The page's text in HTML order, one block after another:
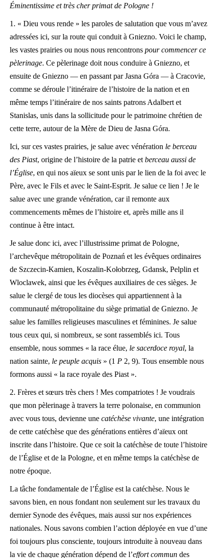
Éminentissime et très cher primat de Pologne !
1. « Dieu vous rende » les paroles de salutation que vous m’avez
adressées ici, sur la route qui conduit à Gniezno. Voici le champ,
les vastes prairies ou nous nous rencontrons pour commencer ce
pèlerinage. Ce pèlerinage doit nous conduire à Gniezno, et
ensuite de Gniezno — en passant par Jasna Góra — à Cracovie,
comme se déroule l’itinéraire de l’histoire de la nation et en
même temps l’itinéraire de nos saints patrons Adalbert et
Stanislas, unis dans la sollicitude pour le patrimoine chrétien de
cette terre, autour de la Mère de Dieu de Jasna Góra.
Ici, sur ces vastes prairies, je salue avec vénération le berceau
des Piast, origine de l’histoire de la patrie et berceau aussi de
l’Église, en qui nos aïeux se sont unis par le lien de la foi avec le
Père, avec le Fils et avec le Saint-Esprit. Je salue ce lien ! Je le
salue avec une grande vénération, car il remonte aux
commencements mêmes de l’histoire et, après mille ans il
continue à être intact.
Je salue donc ici, avec l’illustrissime primat de Pologne,
l’archevêque métropolitain de Poznań et les évêques ordinaires
de Szczecin-Kamien, Koszalin-Kołobrzeg, Gdansk, Pelplin et
Wloclawek, ainsi que les évêques auxiliaires de ces sièges. Je
salue le clergé de tous les diocèses qui appartiennent à la
communauté métropolitaine du siège primatial de Gniezno. Je
salue les familles religieuses masculines et féminines. Je salue
tous ceux qui, si nombreux, se sont rassemblés ici. Tous
ensemble, nous sommes « la race élue, le sacerdoce royal, la
nation sainte, le peuple acquis » (1 P 2, 9). Tous ensemble nous
formons aussi « la race royale des Piast ».
2. Frères et sœurs très chers ! Mes compatriotes ! Je voudrais
que mon pèlerinage à travers la terre polonaise, en communion
avec vous tous, devienne une catéchèse vivante, une intégration
de cette catéchèse que des générations entières d’aïeux ont
inscrite dans l’histoire. Que ce soit la catéchèse de toute l’histoire
de l’Église et de la Pologne, et en même temps la catéchèse de
notre époque.
La tâche fondamentale de l’Église est la catéchèse. Nous le
savons bien, en nous fondant non seulement sur les travaux du
dernier Synode des évêques, mais aussi sur nos expériences
nationales. Nous savons combien l’action déployée en vue d’une
foi toujours plus consciente, toujours introduite à nouveau dans
la vie de chaque génération dépend de l’effort commun des